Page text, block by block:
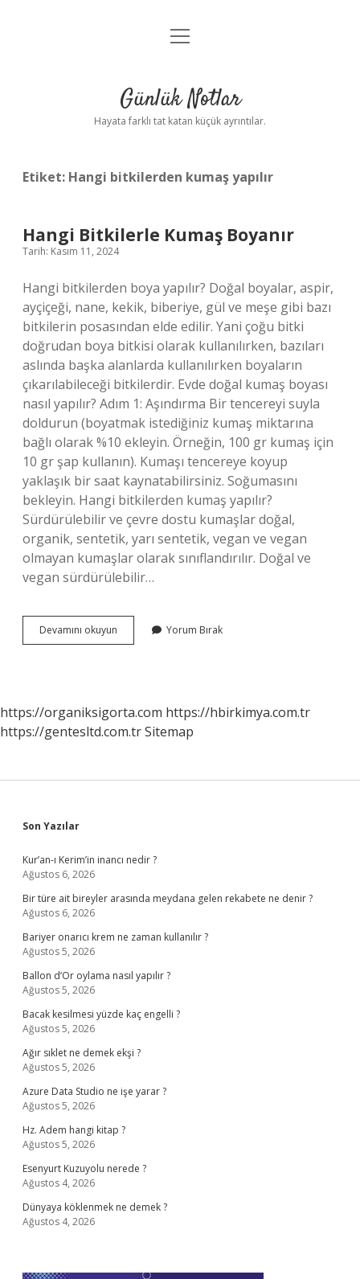
Anasayfa
Yasal Uyarı
menüyü
Günlük Notlar
Hayata farklı tat katan küçük ayrıntılar.
Etiket: Hangi bitkilerden kumaş yapılır
Hangi Bitkilerle Kumaş Boyanır
Tarih: Kasım 11, 2024
Hangi bitkilerden boya yapılır? Doğal boyalar, aspir,
ayçiçeği, nane, kekik, biberiye, gül ve meşe gibi bazı
bitkilerin posasından elde edilir. Yani çoğu bitki
doğrudan boya bitkisi olarak kullanılırken, bazıları
aslında başka alanlarda kullanılırken boyaların
çıkarılabileceği bitkilerdir. Evde doğal kumaş boyası
nasıl yapılır? Adım 1: Aşındırma Bir tencereyi suyla
doldurun (boyatmak istediğiniz kumaş miktarına
bağlı olarak %10 ekleyin. Örneğin, 100 gr kumaş için
10 gr şap kullanın). Kumaşı tencereye koyup
yaklaşık bir saat kaynatabilirsiniz. Soğumasını
bekleyin. Hangi bitkilerden kumaş yapılır?
Sürdürülebilir ve çevre dostu kumaşlar doğal,
organik, sentetik, yarı sentetik, vegan ve vegan
olmayan kumaşlar olarak sınıflandırılır. Doğal ve
vegan sürdürülebilir…
Devamını okuyun
Bitkilerle
Yorum Bırak
https://organiksigorta.com https://hbirkimya.com.tr
https://gentesltd.com.trSitemap
Sidebar
Son Yazılar
Kur’an-ı Kerim’in inancı nedir ?
Ağustos 6, 2026
Bir türe ait bireyler arasında meydana gelen rekabete ne denir ?
Ağustos 6, 2026
Bariyer onarıcı krem ne zaman kullanılır ?
Ağustos 5, 2026
Ballon d’Or oylama nasıl yapılır ?
Ağustos 5, 2026
Bacak kesilmesi yüzde kaç engelli ?
Ağustos 5, 2026
Ağır sıklet ne demek ekşi ?
Ağustos 5, 2026
Azure Data Studio ne işe yarar ?
Ağustos 5, 2026
Hz. Adem hangi kitap ?
Ağustos 5, 2026
Esenyurt Kuzuyolu nerede ?
Ağustos 4, 2026
Dünyaya köklenmek ne demek ?
Ağustos 4, 2026